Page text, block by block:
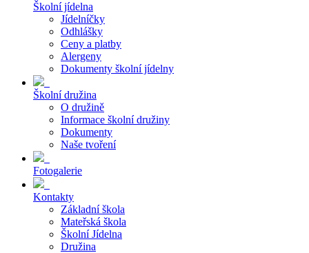
Školní jídelna
Jídelníčky
Odhlášky
Ceny a platby
Alergeny
Dokumenty školní jídelny
Školní družina
O družině
Informace školní družiny
Dokumenty
Naše tvoření
Fotogalerie
Kontakty
Základní škola
Mateřská škola
Školní Jídelna
Družina